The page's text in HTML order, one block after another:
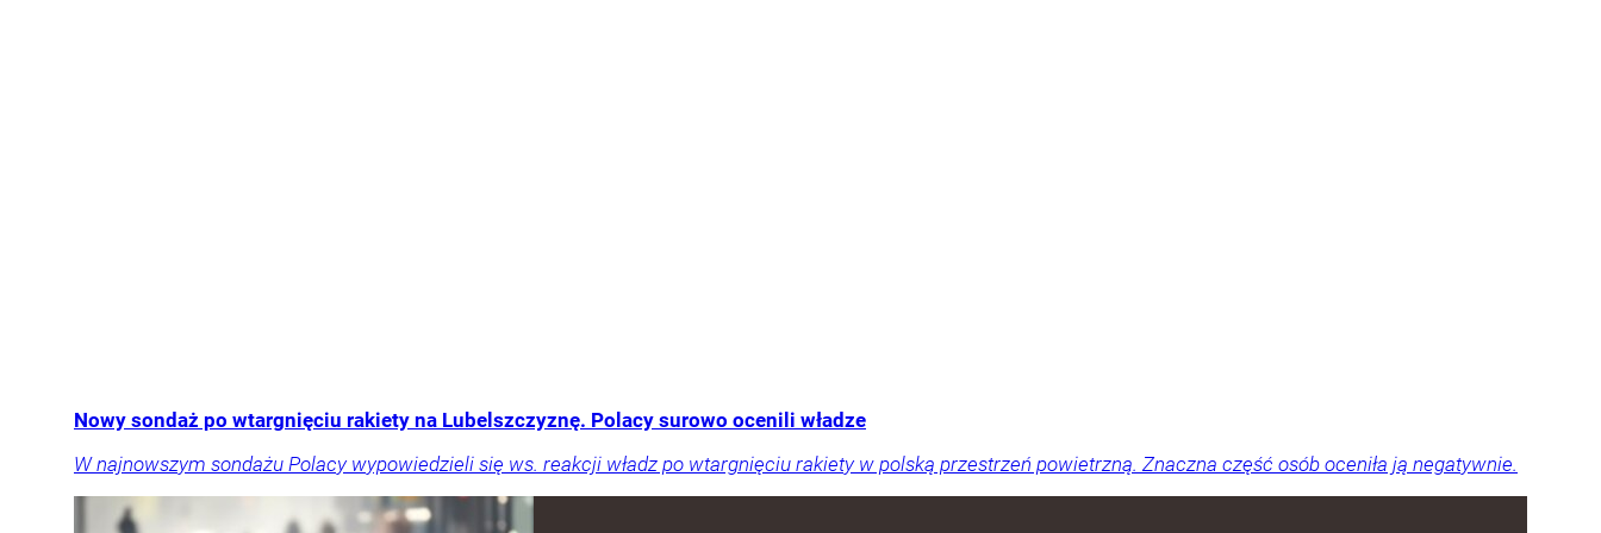
Nowy sondaż po wtargnięciu rakiety na Lubelszczyznę. Polacy surowo ocenili władze
W najnowszym sondażu Polacy wypowiedzieli się ws. reakcji władz po wtargnięciu rakiety w polską przestrzeń powietrzną. Znaczna część osób oceniła ją negatywnie.